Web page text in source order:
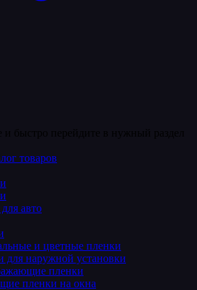
товаров
авто
и цветные пленки
для наружной установки
пленки
пленки на окна